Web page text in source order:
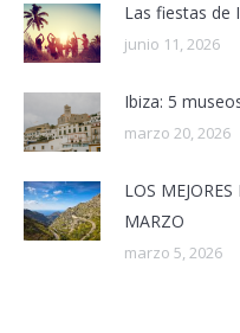
Las fiestas de
junio 11, 2026
Ibiza: 5
marzo 20, 2026
LOS
MARZO
marzo 5, 2026